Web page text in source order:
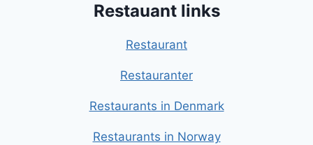
Restauant links
Restaurant
Restauranter
Restaurants in Denmark
Restaurants in Norway